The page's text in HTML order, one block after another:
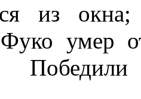
из
Фуко умер